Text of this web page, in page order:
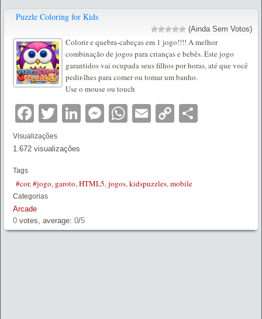
Puzzle Coloring for Kids
(Ainda Sem Votos)
Colorir e quebra-cabeças em 1 jogo!!!! A melhor
combinação de jogos para crianças e bebês. Este jogo
garantidos vai ocupada seus filhos por horas, até que você
pedir-lhes para comer ou tomar um banho.
Use o mouse ou touch
Facebook
TwitterLinkedIn
Messenger
WhatsApp
EmailCopy
Visualizações
1.672 visualizações
Tags
#cor,#jogo, garoto,HTML5,jogos,kidspuzzles,mobile
Categorias
Arcade
0 votes, average: 0/5